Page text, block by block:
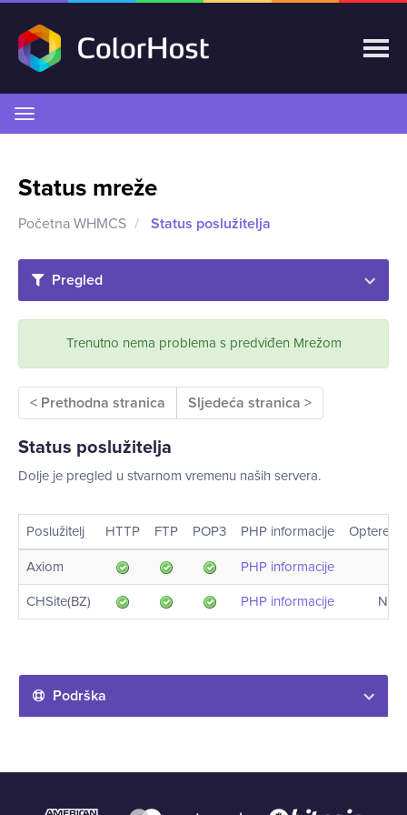
navigaciju
Status mreže
Početna WHMCS Status poslužitelja
Pregled
Trenutno nema problema s predviđen Mrežom
< Prethodna stranica Sljedeća stranica >
Status poslužitelja
Dolje je pregled u stvarnom vremenu naših servera.
Poslužitelj HTTP FTP POP3 PHP informacije
Axiom PHP informacije
CHSite(BZ) PHP informacije Nije
Podrška